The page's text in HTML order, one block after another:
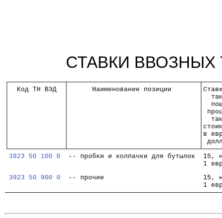
СТАВКИ
│  Код ТН ВЭД  │      Наименование позиции
│              │                                 │
│              │                                 │
│              │                                 │
│              │                                 │
│              │
│              │                                 │в евро,
│              │                                 │
3923 50 100 0
-- пробки и колпачки для бутылок  15,
1
3923 50 900 0
-- прочие                         15,
1